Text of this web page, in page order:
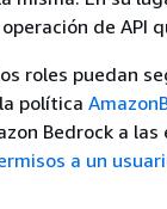
de API
roles puedan
política
Bedrock a
a un